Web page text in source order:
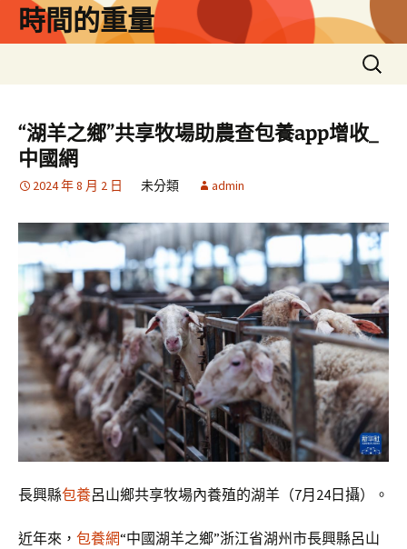
時間的重量
搜
尋
鍵
字:
“湖羊之鄉”共享牧場助農查包養app增收_
中國網
2024 年 8 月 2 日 未分類 admin
長興縣包養呂山鄉共享牧場內養殖的湖羊（7月24日攝）。
近年來， 包養網“中國湖羊之鄉”浙江省湖州市長興縣呂山